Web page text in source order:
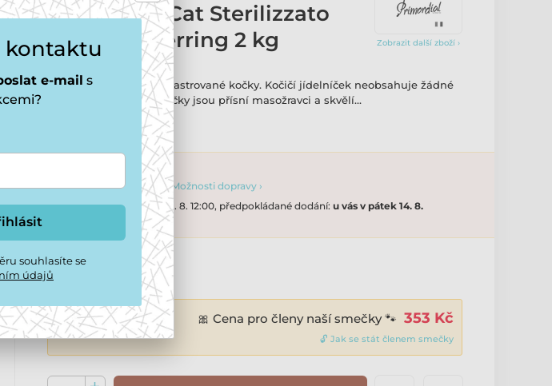
Zobrazit další zboží ›
Primordial Cat Sterilizzato
Turkey & Herring 2 kg
Kompletní krmivo pro kastrované kočky. Kočičí jídelníček neobsahuje žádné
uhlohydráty, protože kočky jsou přísní masožravci a skvělí…
3 - 5 dní
Možnosti dopravy ›
Objednávky do 13. 8. 12:00, předpokládané dodání: u vás v pátek 14. 8.
380 Kč
🎀 Cena pro členy naší smečky 🐾 353 Kč
🔓 Jak se stát členem smečky
kontaktu
e-mail s
souhlasíte se
údajů